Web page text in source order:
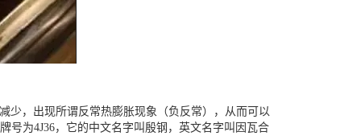
少，出现所谓反常热膨胀现象（负反常），从而可以
号为4J36，它的中文名字叫殷钢，英文名字叫因瓦合